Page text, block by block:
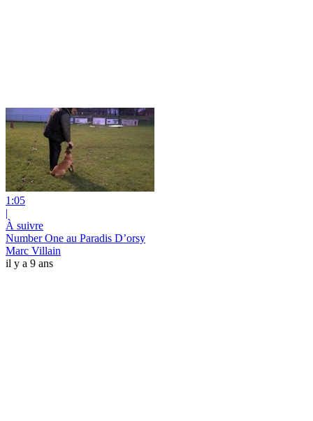
1:05
|
À suivre
Number One au Paradis D’orsy
Marc Villain
il y a 9 ans